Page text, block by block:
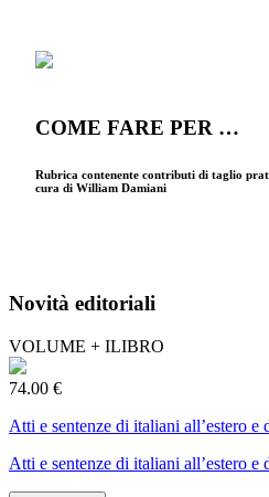
COME FARE PER …
Rubrica contenente contributi di taglio
cura di William Damiani
Novità editoriali
VOLUME + ILIBRO
74.00 €
Atti e sentenze di italiani all’estero e
Atti e sentenze di italiani all’estero e